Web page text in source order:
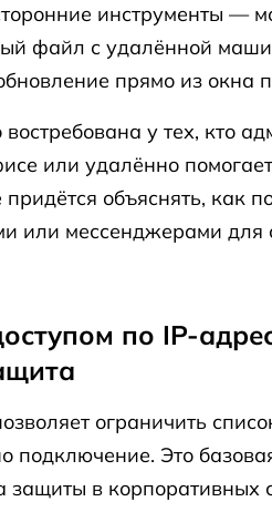
инструменты —
файл с удалённой
прямо из окна
у тех, кто
или удалённо помогает
объяснять, как
или мессенджерами для
по IP-
ограничить
подключение. Это
в корпоративных